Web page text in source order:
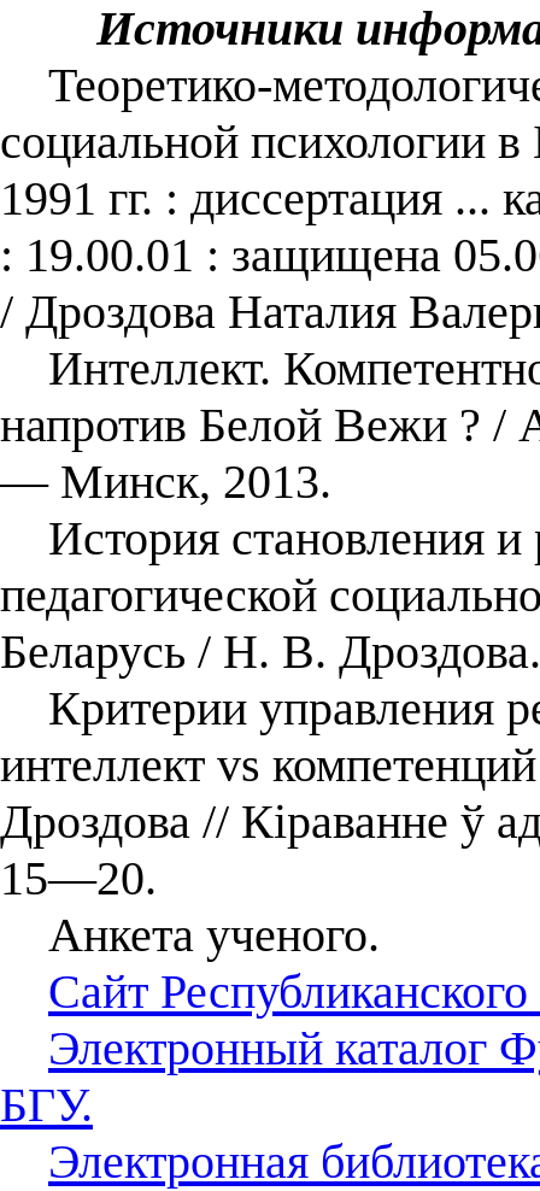
Источники
Теоретико-
социальной психологии
1991 гг. : диссертация ...
: 19.00.01 : защищена
/ Дроздова Наталия
Интеллект.
напротив Белой Вежи ?
— Минск, 2013.
История становления и
педагогической
Беларусь / Н. В.
Критерии управления
интеллект vs
Дроздова // Кiраванне
15—20.
Анкета ученого.
Сайт
Электронный каталог
БГУ.
Электронная